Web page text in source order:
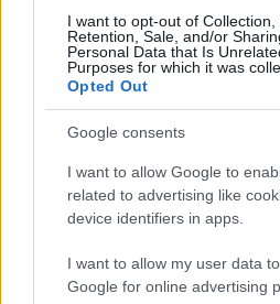
I want to opt-out of Collection,
Retention, Sale, and/or
Personal Data that Is
Purposes for which it was
Opted Out
Google consents
I want to allow Google to
related to advertising like
device identifiers in apps.
I want to allow my user data
Google for online advertising
választásod sokat
4 MINUTES READ